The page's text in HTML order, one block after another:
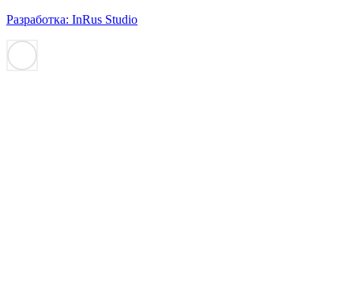
Разработка: InRus Studio